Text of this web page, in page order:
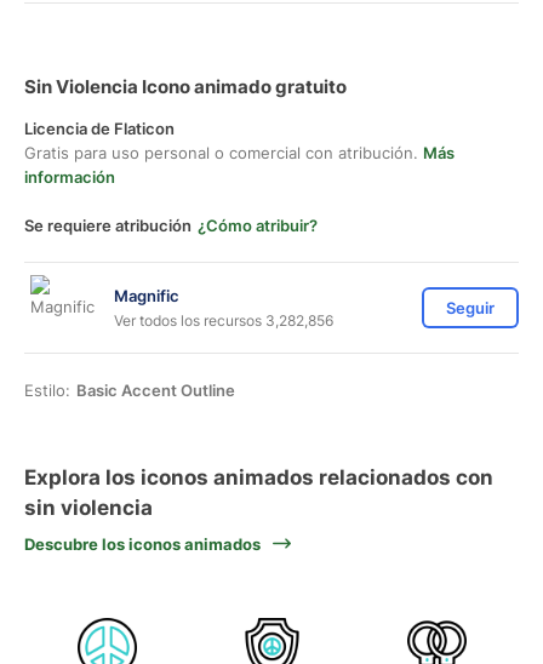
Sin Violencia Icono animado gratuito
Licencia de Flaticon
Gratis para uso personal o comercial con atribución. Más
información
Se requiere atribución ¿Cómo atribuir?
Magnific
Ver todos los recursos 3,282,856
Seguir
Estilo: Basic Accent Outline
Explora los iconos animados relacionados con
sin violencia
Descubre los iconos animados